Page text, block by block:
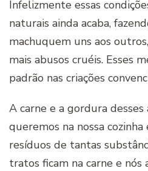
Infelizmente essas
naturais ainda acaba,
machuquem uns aos
mais abusos cruéis. Esses
padrão nas criações
A carne e a gordura desses
queremos na nossa cozinha
resíduos de tantas
tratos ficam na carne e nós